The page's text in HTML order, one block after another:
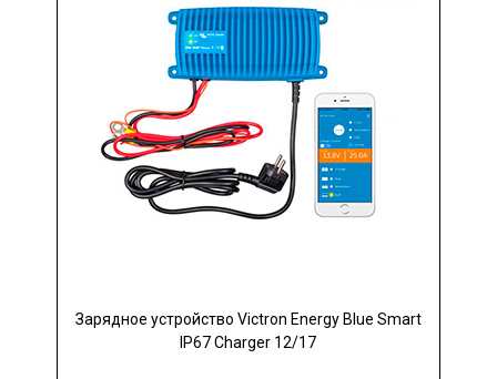
Зарядное устройство Victron Energy Blue Smart
IP67 Charger 12/17